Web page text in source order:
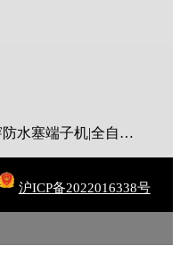
全自动穿胶壳端子机|全自动穿防水塞端子机|全自动穿热缩管端子机|全自动穿护套端子机|全自动穿号码管端子机|全自动端子机|全自动穿防水栓端子机|端子压着机|端子压接机|静音端子机|多芯线端子机|护套线端子机|全自动排线端子机|新能源大平方压接机|电脑剥线机|自动剥线机|裁线机|剥线机
沪ICP备2022016338号